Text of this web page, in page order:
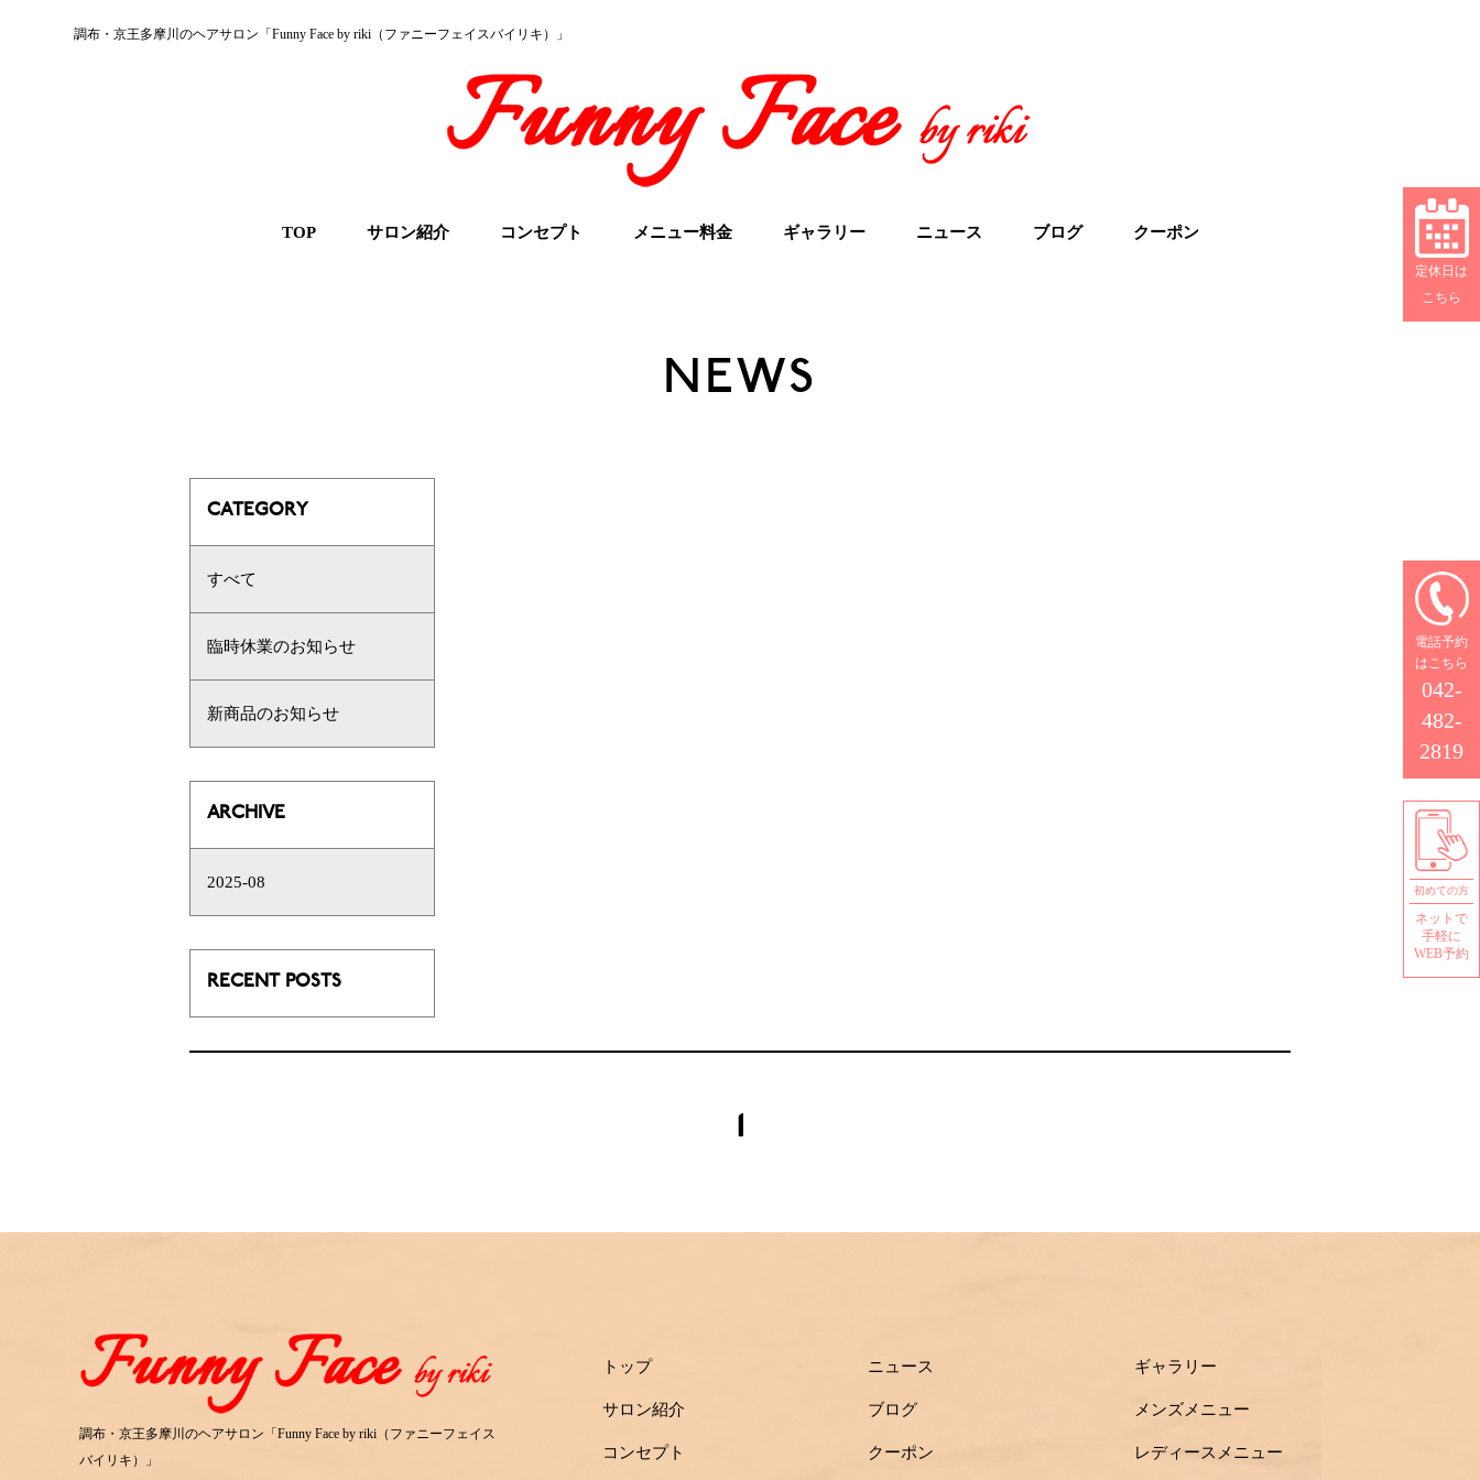
調布・京王多摩川のヘアサロン「Funny Face by riki（ファニーフェイスバイリキ）」
TOP サロン紹介 コンセプト メニュー料金 ギャラリー ニュース ブログ クーポン
定休日は
こちら
NEWS
CATEGORY
すべて
臨時休業のお知らせ
新商品のお知らせ
ARCHIVE
2025-08
RECENT POSTS
1
調布・京王多摩川のヘアサロン「Funny Face by riki（ファニーフェイス
バイリキ）」
トップ
サロン紹介
コンセプト
ニュース
ブログ
クーポン
ギャラリー
メンズメニュー
レディースメニュー
電話予約
はこちら
042-
482-
2819
初めての方
ネットで
手軽に
WEB予約